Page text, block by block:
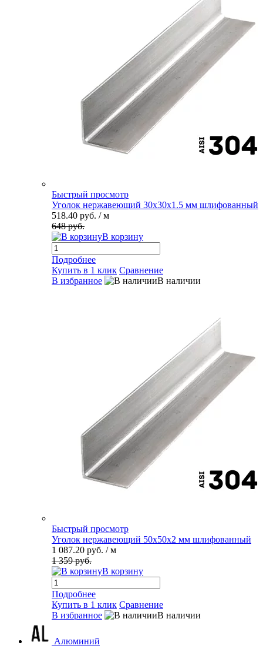
Быстрый просмотр
Уголок нержавеющий 30х30х1.5 мм шлифованный
518.40 руб. / м
648 руб.
В корзину
Подробнее
Купить в 1 клик Сравнение
В избранное
В наличии
Быстрый просмотр
Уголок нержавеющий 50х50х2 мм шлифованный
1 087.20 руб. / м
1 359 руб.
В корзину
Подробнее
Купить в 1 клик Сравнение
В избранное
В наличии
Алюминий